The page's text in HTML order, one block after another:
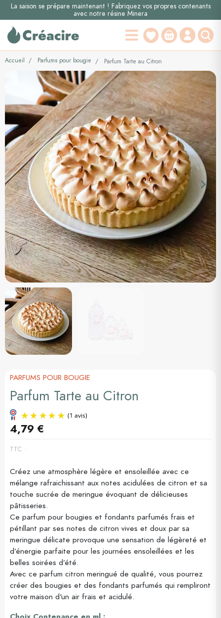
La saison se prépare maintenant ! Fabriquez vos propres contenants
avec notre résine Minera
Accueil Parfums pour bougie Parfum Tarte au Citron
Précédent
keyboard_arrow_left keyboard_arrow_right
PARFUMS POUR BOUGIE
Parfum Tarte au Citron
(1 avis)
4,79 €
TTC
Créez une atmosphère légère et ensoleillée avec ce
mélange rafraichissant aux notes acidulées de citron et sa
touche sucrée de meringue évoquant de délicieuses
pâtisseries.
Ce parfum pour bougies et fondants parfumés frais et
pétillant par ses notes de citron vives et doux par sa
meringue délicate provoque une sensation de légèreté et
d’énergie parfaite pour les journées ensoleillées et les
belles soirées d’été.
Avec ce parfum citron meringué de qualité, vous pourrez
créer des bougies et des fondants parfumés qui rempliront
votre maison d'un air frais et acidulé.